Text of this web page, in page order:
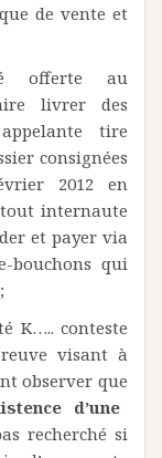
de vente et
offerte au
livrer des
tire
consignées
2012 en
internaute
et payer via
bouchons qui
K….. conteste
visant à
observer que
d’une
recherché si